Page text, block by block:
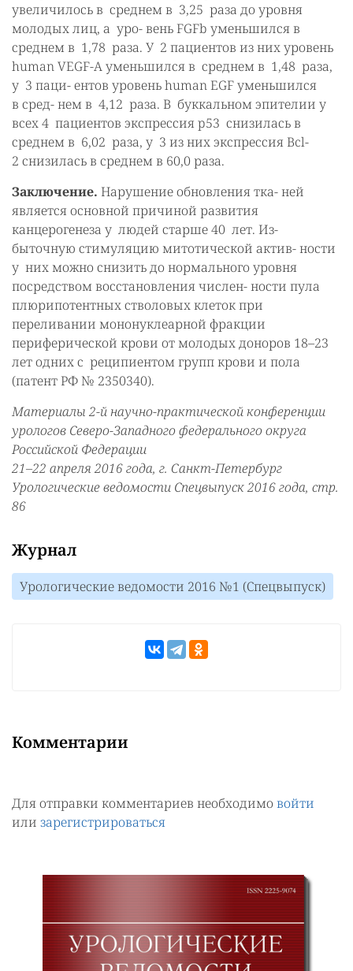
увеличилось в среднем в 3,25 раза до уровня
молодых лиц, а уро- вень FGFb уменьшился в
среднем в 1,78 раза. У 2 пациентов из них уровень
human VEGF-A уменьшился в среднем в 1,48 раза,
у 3 паци- ентов уровень human EGF уменьшился
в сред- нем в 4,12 раза. В буккальном эпителии у
всех 4 пациентов экспрессия p53 снизилась в
среднем в 6,02 раза, у 3 из них экспрессия Bcl-
2 снизилась в среднем в 60,0 раза.
Заключение. Нарушение обновления тка- ней
является основной причиной развития
канцерогенеза у людей старше 40 лет. Из-
быточную стимуляцию митотической актив- ности
у них можно снизить до нормального уровня
посредством восстановления числен- ности пула
плюрипотентных стволовых клеток при
переливании мононуклеарной фракции
периферической крови от молодых доноров 18–23
лет одних с реципиентом групп крови и пола
(патент РФ № 2350340).
Материалы 2-й научно-практической конференции
урологов Северо-Западного федерального округа
Российской Федерации
21–22 апреля 2016 года, г. Cанкт-Петербург
Урологические ведомости Спецвыпуск 2016 года, стр.
86
Журнал
Урологические ведомости 2016 №1 (Спецвыпуск)
Комментарии
Для отправки комментариев необходимо войти
или зарегистрироваться